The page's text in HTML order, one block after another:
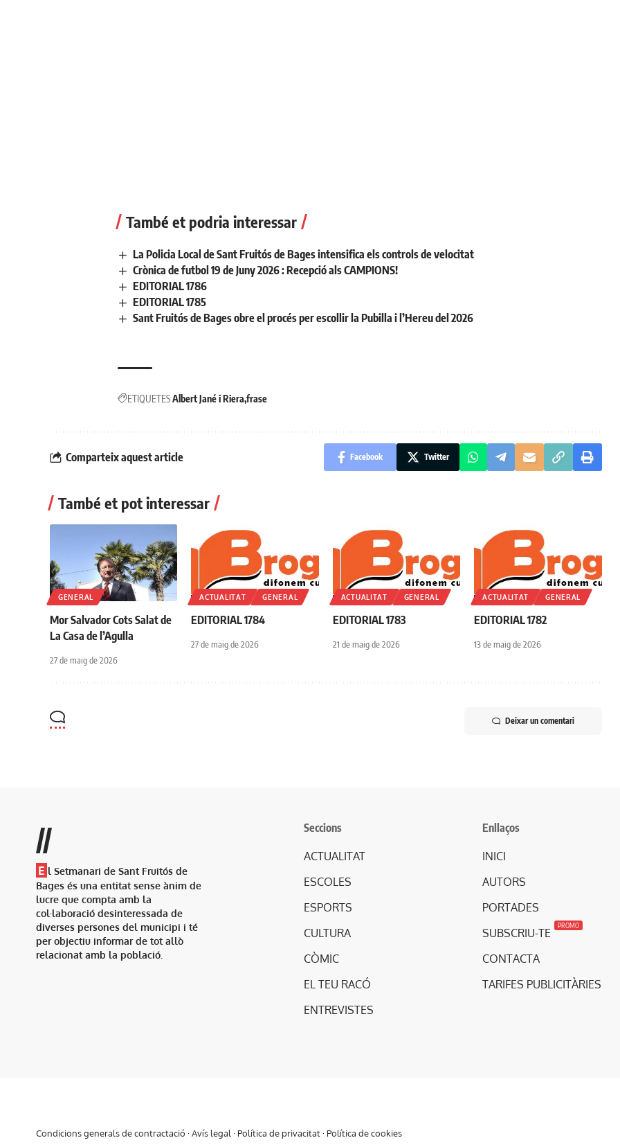
També et podria interessar
La Policia Local de Sant Fruitós de Bages intensifica els controls de velocitat
Crònica de futbol 19 de Juny 2026 : Recepció als CAMPIONS!
EDITORIAL 1786
EDITORIAL 1785
Sant Fruitós de Bages obre el procés per escollir la Pubilla i l’Hereu del 2026
ETIQUETESAlbert Jané i Riera frase
Comparteix aquest article Facebook Twitter
També et pot interessar
GENERAL
Mor Salvador Cots Salat de
La Casa de l’Agulla
27 de maig de 2026
ACTUALITAT GENERAL
EDITORIAL 1784
27 de maig de 2026
ACTUALITAT GENERAL
EDITORIAL 1783
21 de maig de 2026
ACTUALITAT GENERAL
EDITORIAL 1782
13 de maig de 2026
Deixar un comentari
//
E l Setmanari de Sant Fruitós de
Bages és una entitat sense ànim de
lucre que compta amb la
col·laboració desinteressada de
diverses persones del municipi i té
per objectiu informar de tot allò
relacionat amb la població.
Seccions
ACTUALITAT
ESCOLES
ESPORTS
CULTURA
CÒMIC
EL TEU RACÓ
ENTREVISTES
Enllaços
INICI
AUTORS
PORTADES
SUBSCRIU-TE
PROMO
CONTACTA
TARIFES PUBLICITÀRIES
Condicions generals de contractació · Avís legal · Política de privacitat · Política de cookies